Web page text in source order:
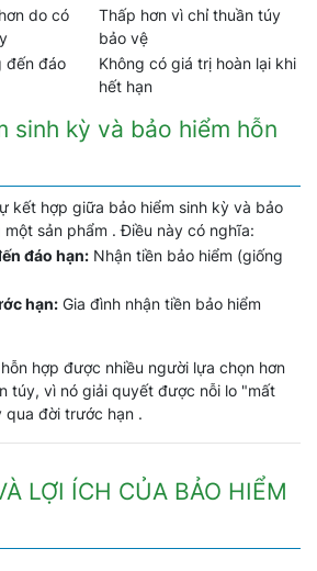
do có
Thấp hơn vì chỉ thuần túy
bảo vệ
đến đáo
Không có giá trị hoàn lại khi
hết hạn
sinh kỳ và bảo hiểm hỗn
kết hợp giữa bảo hiểm sinh kỳ và bảo
sản phẩm . Điều này có nghĩa:
đáo hạn: Nhận tiền bảo hiểm (giống
hạn: Gia đình nhận tiền bảo hiểm
hợp được nhiều người lựa chọn hơn
túy, vì nó giải quyết được nỗi lo "mất
qua đời trước hạn .
LỢI ÍCH CỦA BẢO HIỂM